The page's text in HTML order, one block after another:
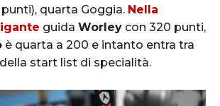
quarta Goggia. Nella
guida Worley con 320 punti,
è quarta a 200 e intanto entra tra
start list di specialità.